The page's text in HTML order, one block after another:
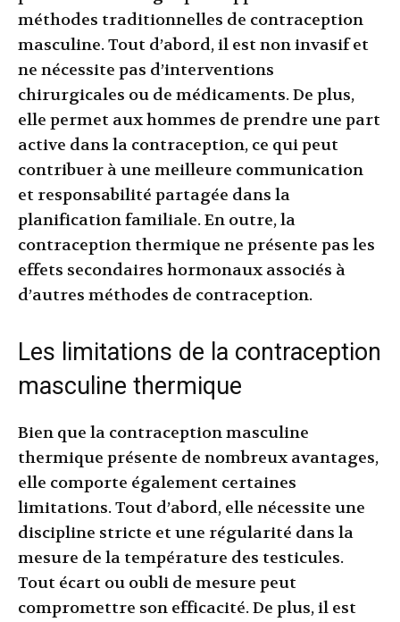
méthodes traditionnelles de contraception
masculine. Tout d’abord, il est non invasif et
ne nécessite pas d’interventions
chirurgicales ou de médicaments. De plus,
elle permet aux hommes de prendre une part
active dans la contraception, ce qui peut
contribuer à une meilleure communication
et responsabilité partagée dans la
planification familiale. En outre, la
contraception thermique ne présente pas les
effets secondaires hormonaux associés à
d’autres méthodes de contraception.
Les limitations de la contraception
masculine thermique
Bien que la contraception masculine
thermique présente de nombreux avantages,
elle comporte également certaines
limitations. Tout d’abord, elle nécessite une
discipline stricte et une régularité dans la
mesure de la température des testicules.
Tout écart ou oubli de mesure peut
compromettre son efficacité. De plus, il est